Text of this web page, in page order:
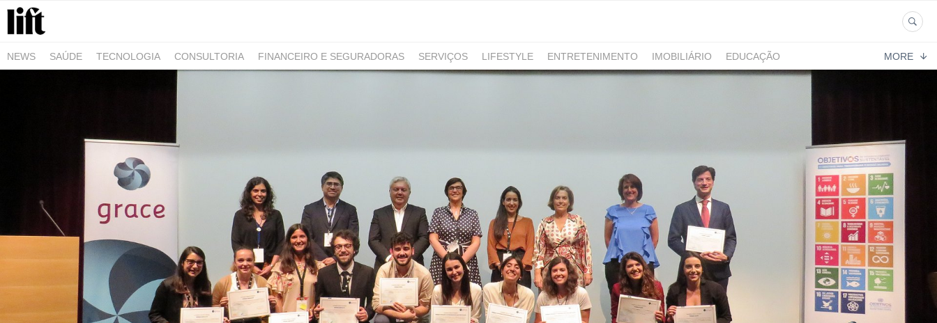
NEWS SAÚDE TECNOLOGIA CONSULTORIA FINANCEIRO E SEGURADORAS SERVIÇOS LIFESTYLE ENTRETENIMENTO IMOBILIÁRIO
EDUCAÇÃO
NEGÓCIOS & EMPRESAS
MORE